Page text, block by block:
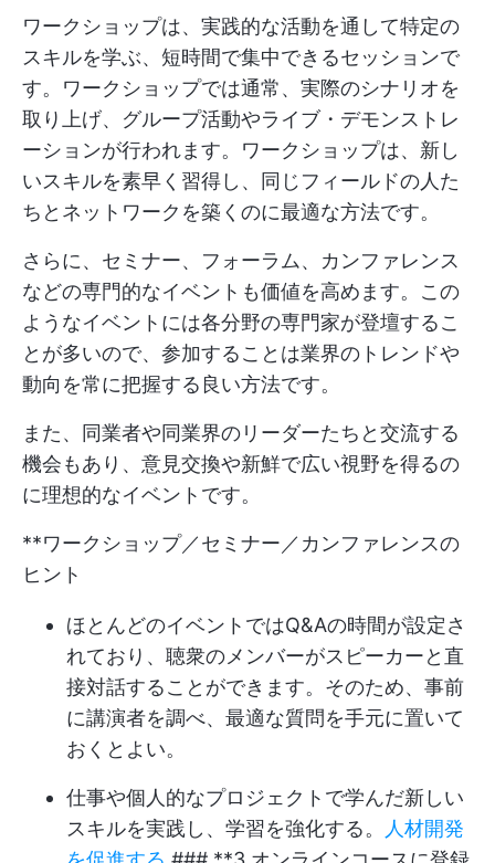
ワークショップは、実践的な活動を通して特定の
スキルを学ぶ、短時間で集中できるセッションで
す。ワークショップでは通常、実際のシナリオを
取り上げ、グループ活動やライブ・デモンストレ
ーションが行われます。ワークショップは、新し
いスキルを素早く習得し、同じフィールドの人た
ちとネットワークを築くのに最適な方法です。
さらに、セミナー、フォーラム、カンファレンス
などの専門的なイベントも価値を高めます。この
ようなイベントには各分野の専門家が登壇するこ
とが多いので、参加することは業界のトレンドや
動向を常に把握する良い方法です。
また、同業者や同業界のリーダーたちと交流する
機会もあり、意見交換や新鮮で広い視野を得るの
に理想的なイベントです。
**ワークショップ／セミナー／カンファレンスの
ヒント
ほとんどのイベントではQ&Aの時間が設定さ
れており、聴衆のメンバーがスピーカーと直
接対話することができます。そのため、事前
に講演者を調べ、最適な質問を手元に置いて
おくとよい。
仕事や個人的なプロジェクトで学んだ新しい
スキルを実践し、学習を強化する。
人材開発